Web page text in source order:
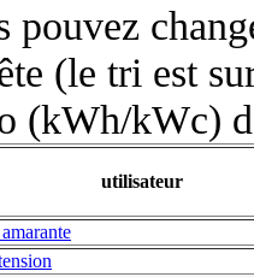
pouvez
(le tri est
(kWh/kWc)
utilisateur